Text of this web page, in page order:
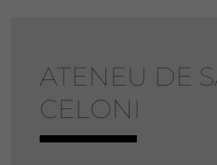
ATENEU DE
CELONI